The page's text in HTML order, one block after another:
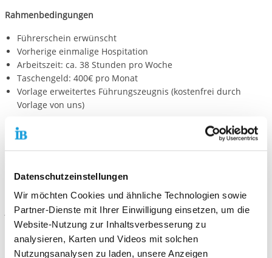
Datenschutzeinstellungen
Wir möchten Cookies und ähnliche Technologien sowie
Partner-Dienste mit Ihrer Einwilligung einsetzen, um die
Website-Nutzung zur Inhaltsverbesserung zu
analysieren, Karten und Videos mit solchen
Nutzungsanalysen zu laden, unsere Anzeigen
Rahmenbedingungen
Führerschein erwünscht
Vorherige einmalige Hospitation
Arbeitszeit: ca. 38 Stunden pro Woche
Taschengeld: 400€ pro Monat
Vorlage erweitertes Führungszeugnis (kostenfrei durch
Vorlage von uns)
Hier kannst du dich bewerben:
IB Freiwilligendienste Tübingen
Kontaktiere uns!
E-Mail schreiben
Standort